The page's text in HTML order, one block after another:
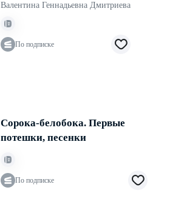
Валентина Геннадьевна Дмитриева
По подписке
Сорока-белобока. Первые
потешки, песенки
По подписке